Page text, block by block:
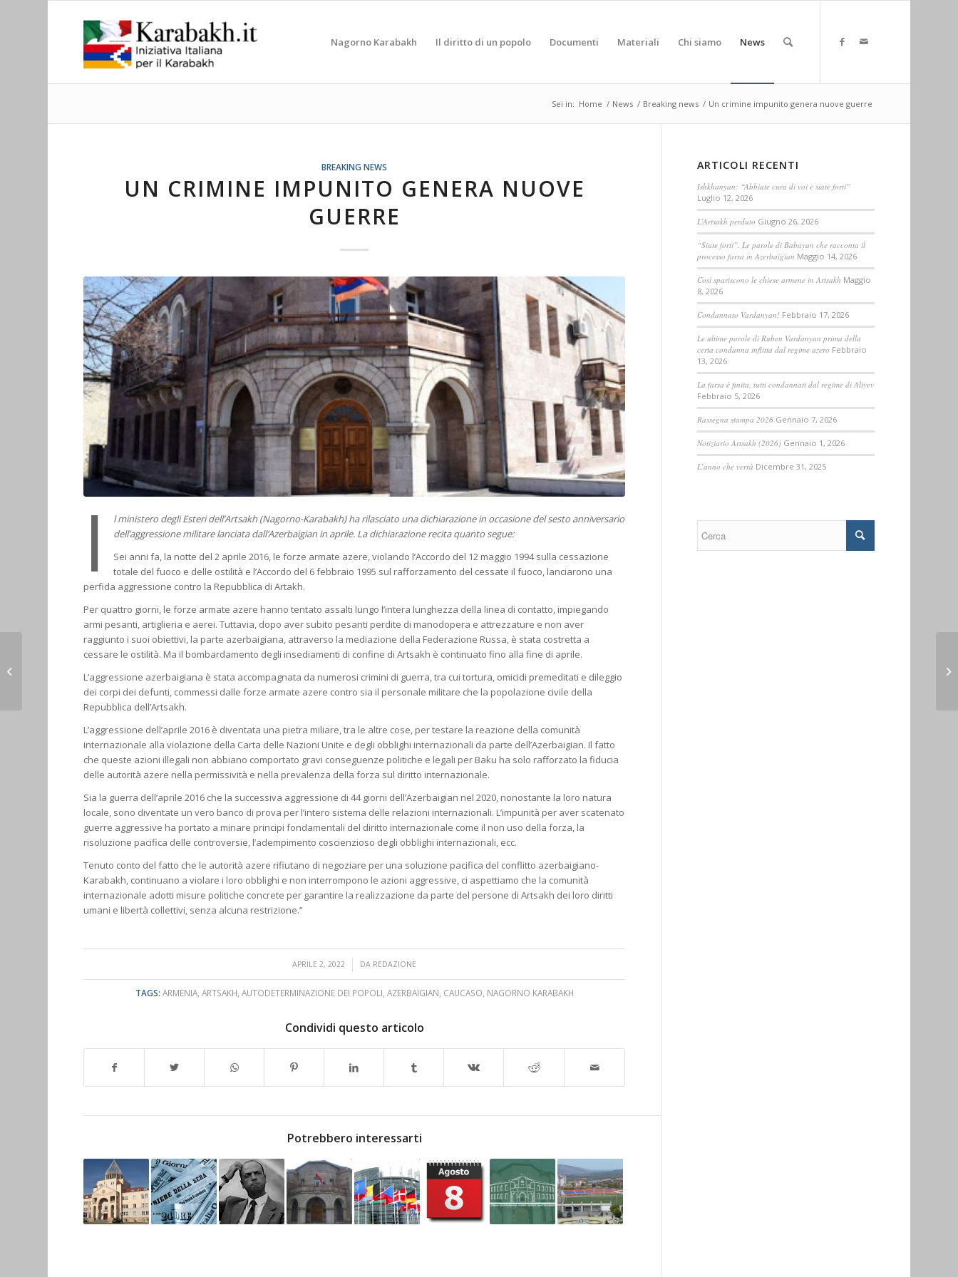
Nagorno Karabakh Il diritto di un popolo Documenti Materiali Chi siamo News
Sei in: Home / News / Breaking news / Un crimine impunito genera nuove guerre
BREAKING NEWS
UN CRIMINE IMPUNITO GENERA NUOVE
GUERRE
I
l ministero degli Esteri dell’Artsakh (Nagorno-Karabakh) ha rilasciato una dichiarazione in occasione del sesto anniversario
dell’aggressione militare lanciata dall’Azerbaigian in aprile. La dichiarazione recita quanto segue:
Sei anni fa, la notte del 2 aprile 2016, le forze armate azere, violando l’Accordo del 12 maggio 1994 sulla cessazione
totale del fuoco e delle ostilità e l’Accordo del 6 febbraio 1995 sul rafforzamento del cessate il fuoco, lanciarono una
perfida aggressione contro la Repubblica di Artakh.
Per quattro giorni, le forze armate azere hanno tentato assalti lungo l’intera lunghezza della linea di contatto, impiegando
armi pesanti, artiglieria e aerei. Tuttavia, dopo aver subito pesanti perdite di manodopera e attrezzature e non aver
raggiunto i suoi obiettivi, la parte azerbaigiana, attraverso la mediazione della Federazione Russa, è stata costretta a
cessare le ostilità. Ma il bombardamento degli insediamenti di confine di Artsakh è continuato fino alla fine di aprile.
L’aggressione azerbaigiana è stata accompagnata da numerosi crimini di guerra, tra cui tortura, omicidi premeditati e dileggio
dei corpi dei defunti, commessi dalle forze armate azere contro sia il personale militare che la popolazione civile della
Repubblica dell’Artsakh.
L’aggressione dell’aprile 2016 è diventata una pietra miliare, tra le altre cose, per testare la reazione della comunità
internazionale alla violazione della Carta delle Nazioni Unite e degli obblighi internazionali da parte dell’Azerbaigian. Il fatto
che queste azioni illegali non abbiano comportato gravi conseguenze politiche e legali per Baku ha solo rafforzato la fiducia
delle autorità azere nella permissività e nella prevalenza della forza sul diritto internazionale.
Sia la guerra dell’aprile 2016 che la successiva aggressione di 44 giorni dell’Azerbaigian nel 2020, nonostante la loro natura
locale, sono diventate un vero banco di prova per l’intero sistema delle relazioni internazionali. L’impunità per aver scatenato
guerre aggressive ha portato a minare principi fondamentali del diritto internazionale come il non uso della forza, la
risoluzione pacifica delle controversie, l’adempimento coscienzioso degli obblighi internazionali, ecc.
Tenuto conto del fatto che le autorità azere rifiutano di negoziare per una soluzione pacifica del conflitto azerbaigiano-
Karabakh, continuano a violare i loro obblighi e non interrompono le azioni aggressive, ci aspettiamo che la comunità
internazionale adotti misure politiche concrete per garantire la realizzazione da parte del persone di Artsakh dei loro diritti
umani e libertà collettivi, senza alcuna restrizione.”
APRILE 2, 2022
/ DA REDAZIONE
TAGS: ARMENIA, ARTSAKH AUTODETERMINAZIONE DEI POPOLI AZERBAIGIAN CAUCASO NAGORNO KARABAKH
Condividi questo articolo
Potrebbero interessarti
ARTICOLI RECENTI
Ishkhanyan: “Abbiate cura di voi e siate forti”
Luglio 12, 2026
L’Artsakh perduto Giugno 26, 2026
“Siate forti”. Le parole di Babayan che racconta il
processo farsa in Azerbaigian Maggio 14, 2026
Così spariscono le chiese armene in Artsakh Maggio
8, 2026
Condannato Vardanyan! Febbraio 17, 2026
Le ultime parole di Ruben Vardanyan prima della
certa condanna inflitta dal regime azero Febbraio
13, 2026
La farsa è finita, tutti condannati dal regime di Aliyev
Febbraio 5, 2026
Rassegna stampa 2026 Gennaio 7, 2026
Notiziario Artsakh (2026) Gennaio 1, 2026
L’anno che verrà Dicembre 31, 2025